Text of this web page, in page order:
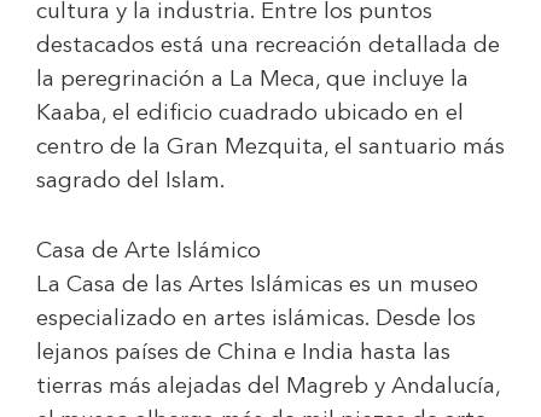
cultura y la industria. Entre los puntos
destacados está una recreación detallada de
la peregrinación a La Meca, que incluye la
Kaaba, el edificio cuadrado ubicado en el
centro de la Gran Mezquita, el santuario más
sagrado del Islam.
Casa de Arte Islámico
La Casa de las Artes Islámicas es un museo
especializado en artes islámicas. Desde los
lejanos países de China e India hasta las
tierras más alejadas del Magreb y Andalucía,